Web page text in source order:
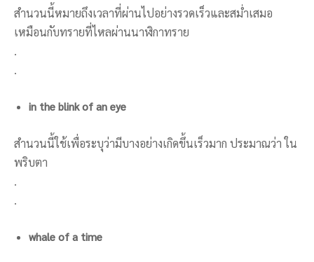
สำนวนนี้หมายถึงเวลาที่ผ่านไปอย่างรวดเร็วและสม่ำเสมอ
เหมือนกับทรายที่ไหลผ่านนาฬิกาทราย
.
.
in the blink of an eye
สำนวนนี้ใช้เพื่อระบุว่ามีบางอย่างเกิดขึ้นเร็วมาก ประมาณว่า ใน
พริบตา
.
.
whale of a time